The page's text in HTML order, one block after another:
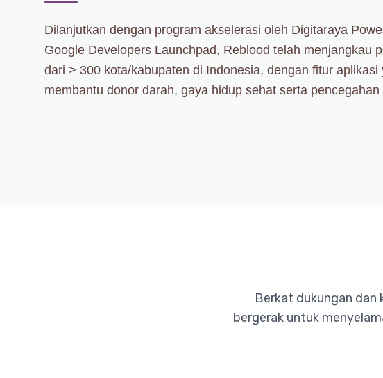
Dilanjutkan dengan program akselerasi oleh Digitaraya
Google Developers Launchpad, Reblood telah menjangkau
dari > 300 kota/kabupaten di Indonesia, dengan fitur aplikasi
membantu donor darah, gaya hidup sehat serta
Berkat dukungan
bergerak untuk